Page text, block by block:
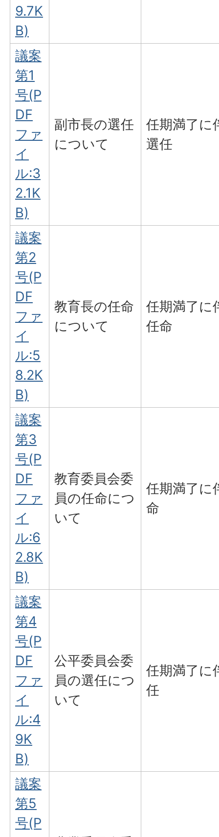
9.7K
B)
議案
第1
号(P
DF
ファ
イ
ル:3
2.1K
B)
副市長の選任
について
任期満了に
選任
議案
第2
号(P
DF
ファ
イ
ル:5
8.2K
B)
教育長の任命
について
任期満了に
任命
議案
第3
号(P
DF
ファ
イ
ル:6
2.8K
B)
教育委員会委
員の任命につ
いて
任期満了に
命
議案
第4
号(P
DF
ファ
イ
ル:4
9K
B)
公平委員会委
員の選任につ
いて
任期満了に
任
議案
第5
号(P